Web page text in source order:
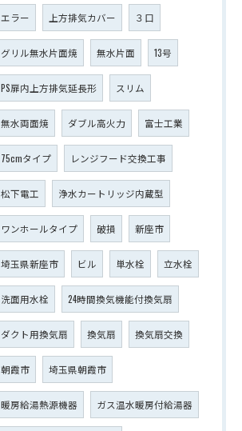
エラー 上方排気カバー ３口
グリル無水片面焼 無水片面 13号
PS扉内上方排気延長形 スリム
無水両面焼 ダブル高火力 富士工業
75cmタイプ レンジフード交換工事
松下電工 浄水カートリッジ内蔵型
ワンホールタイプ 破損 新座市
埼玉県新座市 ビル 単水栓 立水栓
洗面用水栓 24時間換気機能付換気扇
ダクト用換気扇 換気扇 換気扇交換
朝霞市 埼玉県朝霞市
暖房給湯熱源機器 ガス温水暖房付給湯器